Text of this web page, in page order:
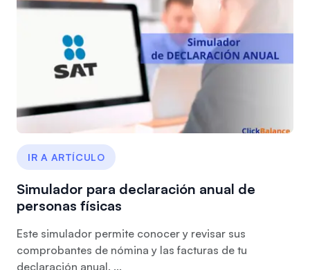
IR A ARTÍCULO
Simulador para declaración anual de
personas físicas
Este simulador permite conocer y revisar sus
comprobantes de nómina y las facturas de tu
declaración anual. ...